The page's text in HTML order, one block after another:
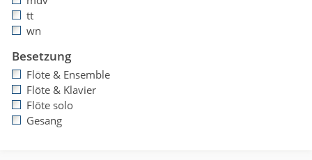
tt
wn
Besetzung
Flöte & Ensemble
Flöte & Klavier
Flöte solo
Gesang